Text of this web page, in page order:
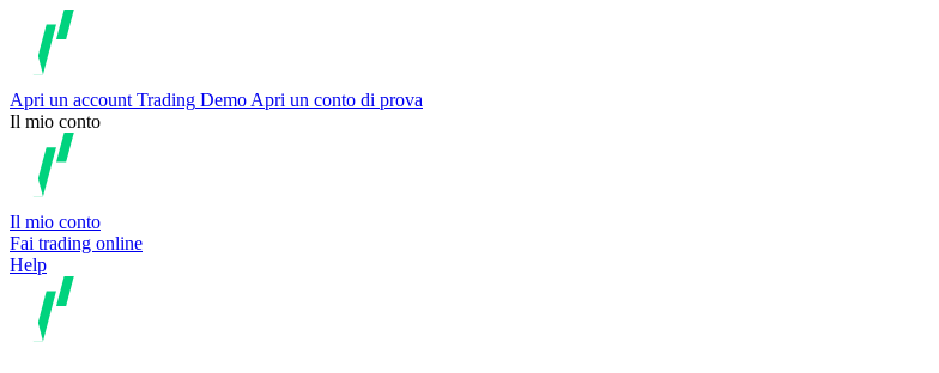
Apri un account Trading Demo Apri un conto di prova
Il mio conto
Il mio conto
Fai trading online
Help